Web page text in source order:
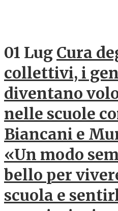
01 Lug Cura
collettivi, i
diventano
nelle scuole
Biancani e
«Un modo
bello per
scuola e